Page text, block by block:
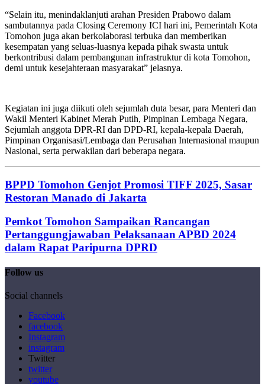
“Selain itu, menindaklanjuti arahan Presiden Prabowo dalam
sambutannya pada Closing Ceremony ICI hari ini, Pemerintah Kota
Tomohon juga akan berkolaborasi terbuka dan memberikan
kesempatan yang seluas-luasnya kepada pihak swasta untuk
berkontribusi dalam pembangunan infrastruktur di kota Tomohon,
demi untuk kesejahteraan masyarakat” jelasnya.
Kegiatan ini juga diikuti oleh sejumlah duta besar, para Menteri dan
Wakil Menteri Kabinet Merah Putih, Pimpinan Lembaga Negara,
Sejumlah anggota DPR-RI dan DPD-RI, kepala-kepala Daerah,
Pimpinan Organisasi/Lembaga dan Perusahan Internasional maupun
Nasional, serta perwakilan dari beberapa negara.
BPPD Tomohon Genjot Promosi TIFF 2025, Sasar
Restoran Manado di Jakarta
Pemkot Tomohon Sampaikan Rancangan
Pertanggungjawaban Pelaksanaan APBD 2024
dalam Rapat Paripurna DPRD
Follow us
Social channels
Facebook
facebook
Instagram
instagram
Twitter
twitter
youtube